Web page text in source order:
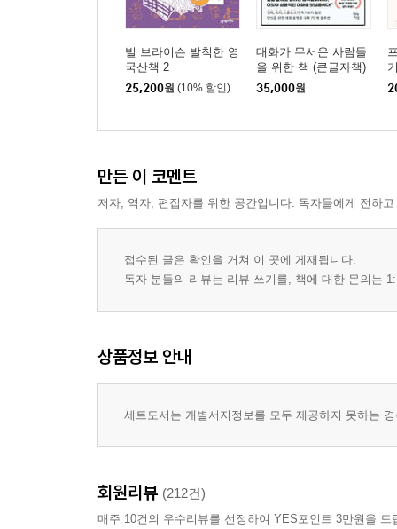
빌 브라이슨 발칙한 영
국산책 2
25,200원 (10% 할인)
대화가 무서운 사람들
을 위한 책 (큰글자책)
35,000원
만든 이 코멘트
저자, 역자, 편집자를 위한 공간입니다. 독자들에게 전하
접수된 글은 확인을 거쳐 이 곳에 게재됩니다.
독자 분들의 리뷰는 리뷰 쓰기를, 책에 대한 문의는
상품정보 안내
세트도서는 개별서지정보를 모두 제공하지 못하는
회원리뷰 (212건)
매주 10건의 우수리뷰를 선정하여 YES포인트 3만원을 드